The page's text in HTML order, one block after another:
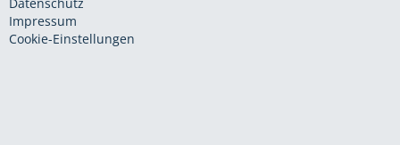
Datenschutz
Impressum
Cookie-Einstellungen